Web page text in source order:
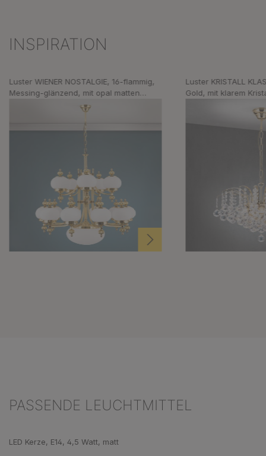
Produktgalerie überspringen
INSPIRATION
Luster WIENER NOSTALGIE, 16-flammig,
Messing-glänzend, mit opal matten
Luster KRISTALL
Gold, mit klarem
PASSENDE LEUCHTMITTEL
LED Kerze, E14, 4,5 Watt, matt